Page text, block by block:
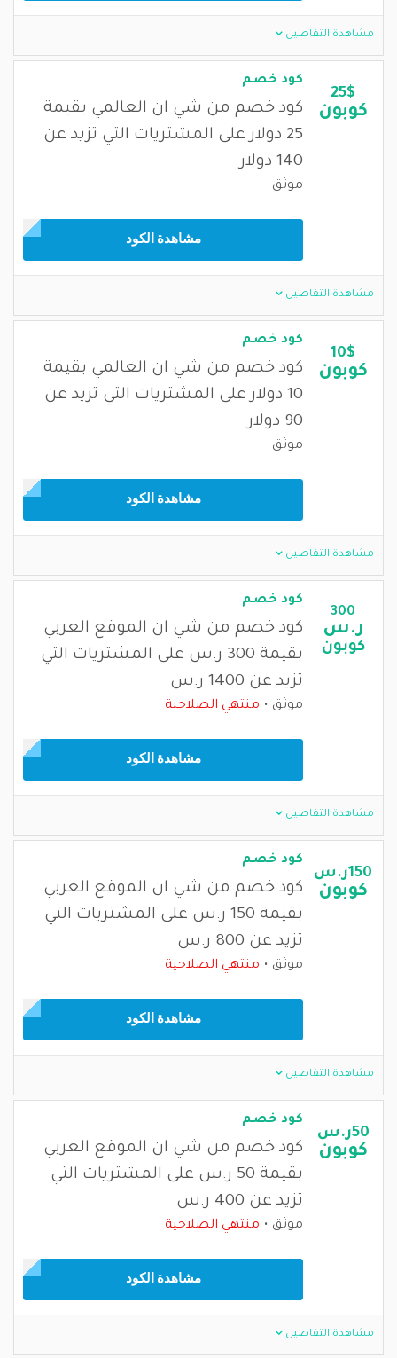
مشاهدة التفاصيل
25$
كوبون
كود خصم
كود خصم من شي ان العالمي بقيمة
25 دولار على المشتريات التي تزيد عن
140 دولار
موثق
مشاهدة الكود
مشاهدة التفاصيل
10$
كوبون
كود خصم
كود خصم من شي ان العالمي بقيمة
10 دولار على المشتريات التي تزيد عن
90 دولار
موثق
مشاهدة الكود
مشاهدة التفاصيل
300
ر.س
كوبون
كود خصم
كود خصم من شي ان الموقع العربي
بقيمة 300 ر.س على المشتريات التي
تزيد عن 1400 ر.س
موثق منتهي الصلاحية
مشاهدة الكود
مشاهدة التفاصيل
150ر.س
كوبون
كود خصم
كود خصم من شي ان الموقع العربي
بقيمة 150 ر.س على المشتريات التي
تزيد عن 800 ر.س
موثق منتهي الصلاحية
مشاهدة الكود
مشاهدة التفاصيل
50ر.س
كوبون
كود خصم
كود خصم من شي ان الموقع العربي
بقيمة 50 ر.س على المشتريات التي
تزيد عن 400 ر.س
موثق منتهي الصلاحية
مشاهدة الكود
مشاهدة التفاصيل